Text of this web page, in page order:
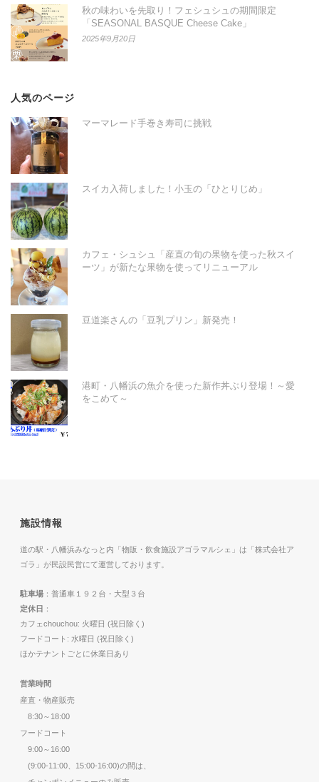
秋の味わいを先取り！フェシュシュの期間限定
「SEASONAL BASQUE Cheese Cake」
2025年9月20日
人気のページ
マーマレード手巻き寿司に挑戦
スイカ入荷しました！小玉の「ひとりじめ」
カフェ・シュシュ「産直の旬の果物を使った秋スイ
ーツ」が新たな果物を使ってリニューアル
豆道楽さんの「豆乳プリン」新発売！
港町・八幡浜の魚介を使った新作丼ぶり登場！～愛
をこめて～
施設情報
道の駅・八幡浜みなっと内「物販・飲食施設アゴラマルシェ」は「株式会社ア
ゴラ」が民設民営にて運営しております。
駐車場 ：普通車１９２台・大型３台
定休日 ：
カフェchouchou: 火曜日 (祝日除く)
フードコート: 水曜日 (祝日除く)
ほかテナントごとに休業日あり
営業時間
産直・物産販売
8:30～18:00
フードコート
9:00～16:00
(9:00-11:00、15:00-16:00)の間は、